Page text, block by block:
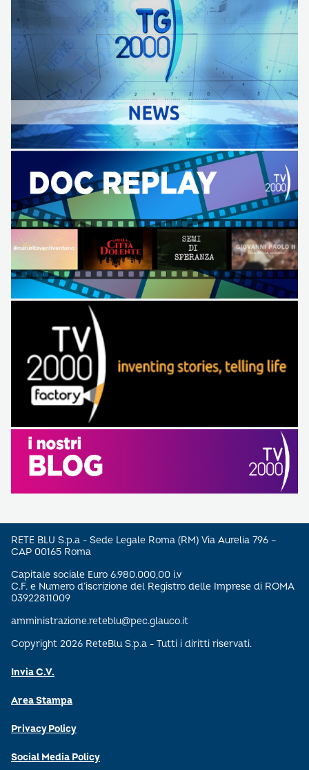
RETE BLU S.p.a - Sede Legale Roma (RM) Via Aurelia 796 –
CAP 00165 Roma
Capitale sociale Euro 6.980.000,00 i.v
C.F. e Numero d’iscrizione del Registro delle Imprese di ROMA
03922811009
amministrazione.reteblu@pec.glauco.it
Copyright 2026 ReteBlu S.p.a - Tutti i diritti riservati.
Invia C.V.
Area Stampa
Privacy Policy
Social Media Policy